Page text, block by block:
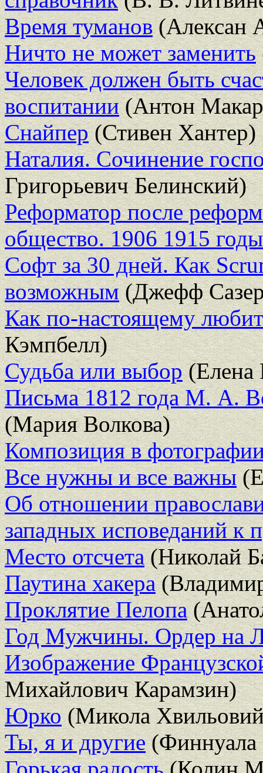
Время туманов(Алексан
Ничто не может заменить
Человек должен быть
воспитании(Антон
Снайпер(Стивен Хантер)
Наталия. Сочинение
Григорьевич Белинский)
Реформатор после
общество. 1906 1915 годы
Софт за 30 дней. Как
возможным(Джефф
Как по-настоящему
Кэмпбелл)
Судьба или выбор(Елена
Письма 1812 года М. А.
(Мария Волкова)
Композиция в
Все нужны и все важны
Об отношении
западных исповеданий к
Место отсчета(Николай
Паутина хакера
Проклятие Пелопа
Год Мужчины. Ордер на
Изображение
Михайлович Карамзин)
Юрко(Микола
Ты, я и другие(Финнуала